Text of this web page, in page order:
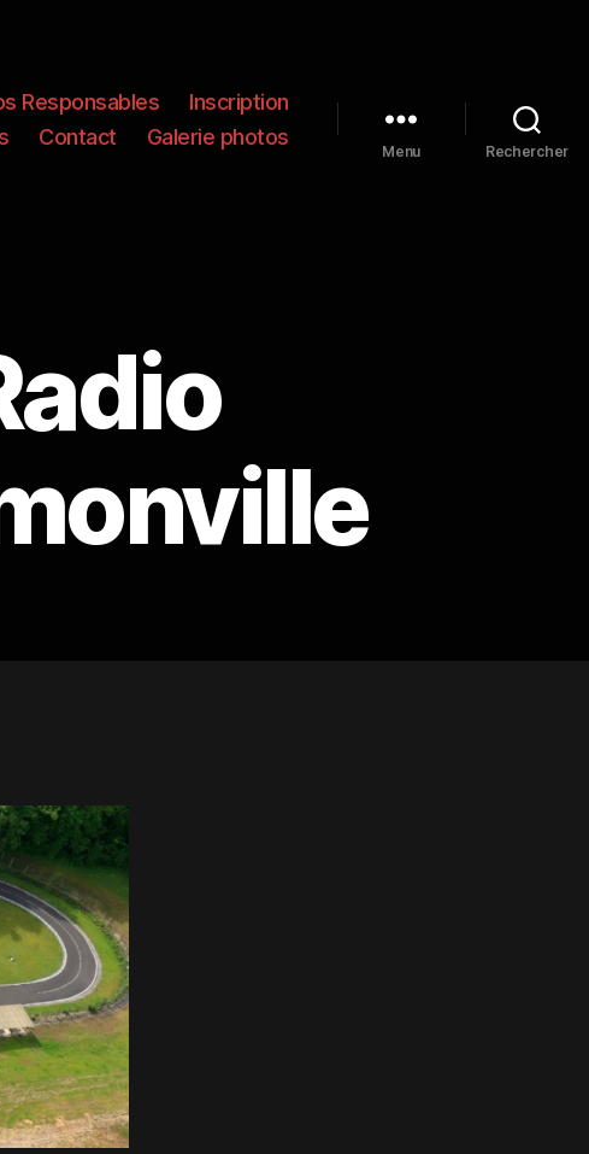
Responsables
Inscription
Contact Galerie photos
Menu Rechercher